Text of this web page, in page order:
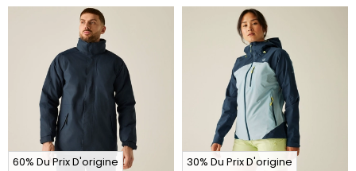
60% Du Prix D'origine
30% Du Prix D'origine